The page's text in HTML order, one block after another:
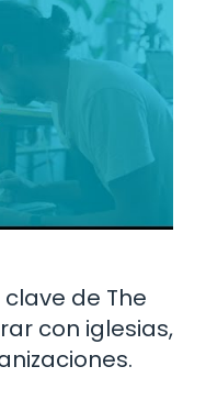
de The
con iglesias,